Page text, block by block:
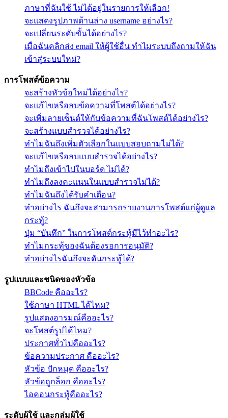
ภาษาที่ฉันใช้ ไม่ได้อยู่ในรายการให้เลือก!
จะแสดงรูปภาพด้านล่าง username อย่างไร?
จะเปลี่ยนระดับขั้นได้อย่างไร?
เมื่อฉันคลิกส่ง email ให้ผู้ใช้อื่น ทำไมระบบถึงถามให้ฉัน
เข้าสู่ระบบใหม่?
การโพสต์ข้อความ
จะสร้างหัวข้อใหม่ได้อย่างไร?
จะแก้ไขหรือลบข้อความที่โพสต์ได้อย่างไร?
จะเพิ่มลายเซ็นต์ให้กับข้อความที่ฉันโพสต์ได้อย่างไร?
จะสร้างแบบสำรวจได้อย่างไร?
ทำไมฉันถึงเพิ่มตัวเลือกในแบบสอบถามไม่ได้?
จะแก้ไขหรือลบแบบสำรวจได้อย่างไร?
ทำไมถึงเข้าไปในบอร์ด ไม่ได้?
ทำไมถึงลงคะแนนในแบบสำรวจไม่ได้?
ทำไมฉันถึงได้รับคำเตือน?
ทำอย่างไร ฉันถึงจะสามารถรายงานการโพสต์แก่ผู้ดูแล
กระทู้?
ปุ่ม “บันทึก” ในการโพสต์กระทู้มีไว้ทำอะไร?
ทำไมกระทู้ของฉันต้องรอการอนุมัติ?
ทำอย่างไรฉันถึงจะดันกระทู้ได้?
รูปแบบและชนิดของหัวข้อ
BBCode คืออะไร?
ใช้ภาษา HTML ได้ไหม?
รูปแสดงอารมณ์คืออะไร?
จะโพสต์รูปได้ไหม?
ประกาศทั่วไปคืออะไร?
ข้อความประกาศ คืออะไร?
หัวข้อ ปักหมุด คืออะไร?
หัวข้อถูกล็อก คืออะไร?
ไอคอนกระทู้คืออะไร?
ระดับผู้ใช้ และกลุ่มผู้ใช้